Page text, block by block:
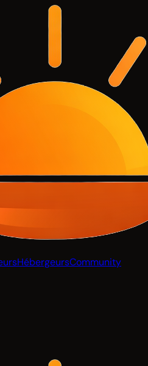
HébergeursCommunity